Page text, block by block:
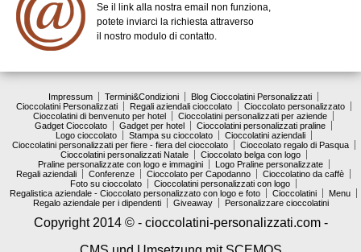
Se il link alla nostra email non funziona,
potete inviarci la richiesta attraverso
il nostro modulo di contatto.
Impressum Termini&Condizioni
Blog Cioccolatini Personalizzati
Cioccolatini Personalizzati
Regali aziendali cioccolato
Cioccolato personalizzato
Cioccolatini di benvenuto per hotel
Cioccolatini personalizzati per aziende
Gadget Cioccolato
Gadget per hotel
Cioccolatini personalizzati praline
Logo cioccolato
Stampa su cioccolato
Cioccolatini aziendali
Cioccolatini personalizzati per fiere - fiera del cioccolato
Cioccolato regalo di Pasqua
Cioccolatini personalizzati Natale
Cioccolato belga con logo
Praline personalizzate con logo e immagini
Logo Praline personalizzate
Regali aziendali
Conferenze Cioccolato per Capodanno
Cioccolatino da caffè
Foto su cioccolato
Cioccolatini personalizzati con logo
Regalistica aziendale - Cioccolato personalizzato con logo e foto
Cioccolatini
Menu
Regalo aziendale per i dipendenti
Giveaway Personalizzare cioccolatini
Copyright 2014 © - cioccolatini-personalizzati.com-